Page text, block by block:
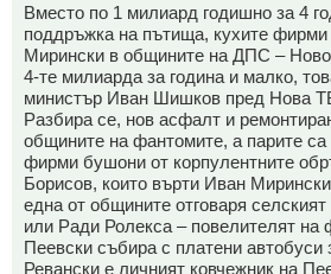
Вместо по 1 милиард годишно за 4
поддръжка на пътища, кухите
Мирински в общините на ДПС –
4-те милиарда за година и малко,
министър Иван Шишков пред Нова
Разбира се, нов асфалт и
общините на фантомите, а парите са
фирми бушони от корпулентните
Борисов, които върти Иван
една от общините отговаря
или Ради Ролекса – повелителят на
Пеевски събира с платени автобуси
Ревански е личният ковчежник на